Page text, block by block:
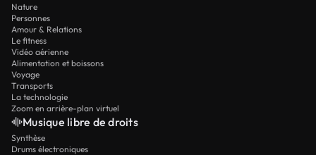
Nature
Personnes
Amour & Relations
Le fitness
Vidéo aérienne
Alimentation et boissons
Voyage
Transports
La technologie
Zoom en arrière-plan virtuel
Musique libre de droits
Synthèse
Drums électroniques